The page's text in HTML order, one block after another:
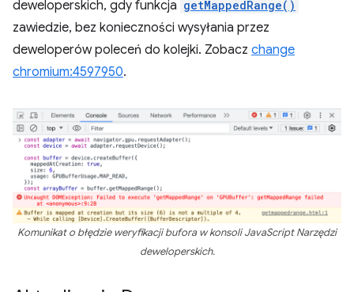
deweloperskich, gdy funkcja getMappedRange()
zawiedzie, bez konieczności wysyłania przez
deweloperów poleceń do kolejki. Zobacz change
chromium:4597950.
Komunikat o błędzie weryfikacji bufora w konsoli JavaScript Narzędzi
deweloperskich.